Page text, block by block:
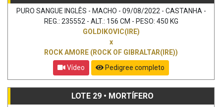
PURO SANGUE INGLÊS - MACHO - 09/08/2022 - CASTANHA -
REG.: 235552 - ALT.: 156 CM - PESO: 450 KG
GOLDIKOVIC(IRE)
x
ROCK AMORE (ROCK OF GIBRALTAR(IRE))
Vídeo
Pedigree completo
LOTE 29 • MORTÍFERO